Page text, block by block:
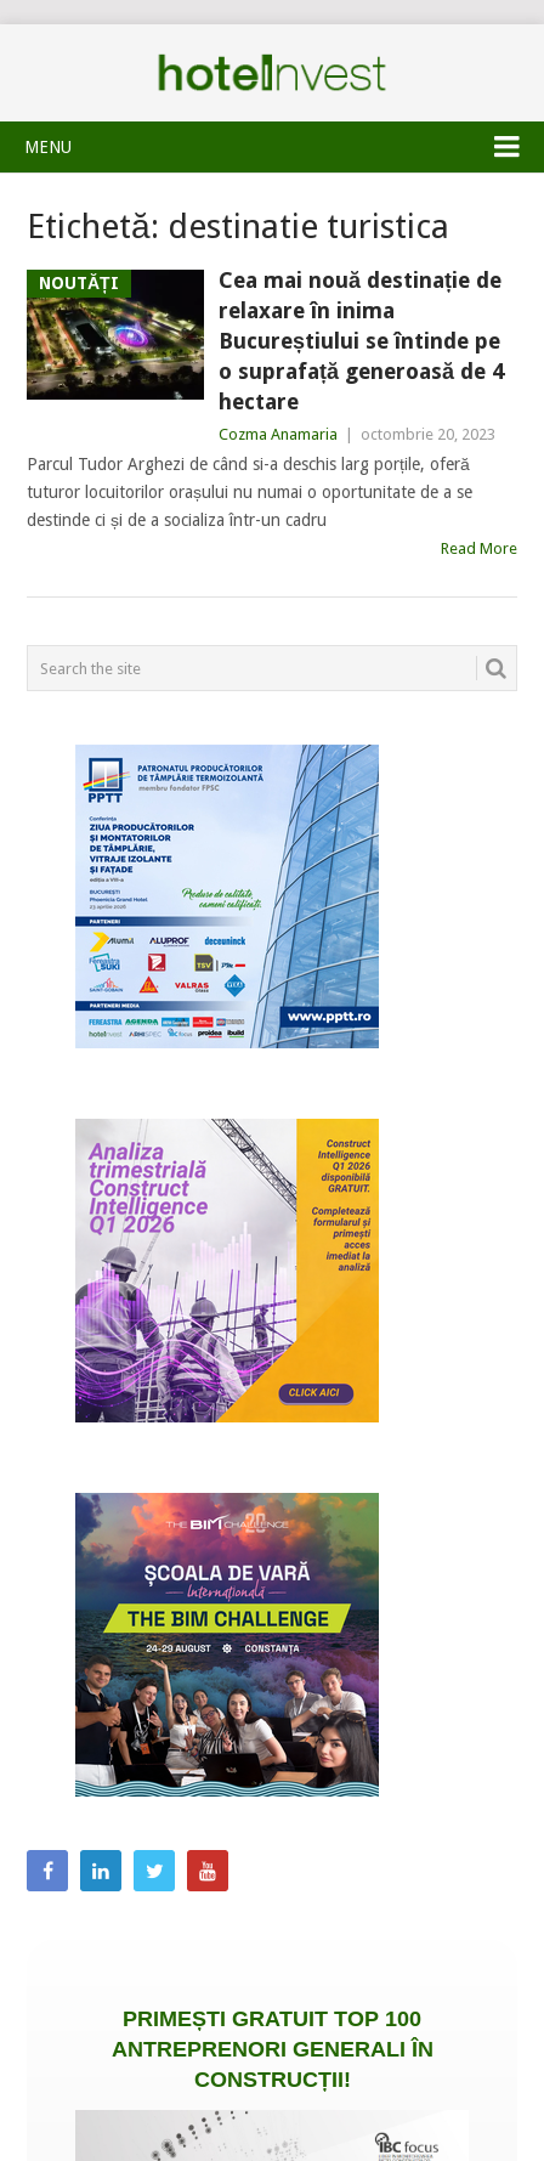
MENU
Etichetă: destinatie turistica
NOUTĂȚI
Cea mai nouă destinație de
relaxare în inima
Bucureștiului se întinde pe
o suprafață generoasă de 4
hectare
Cozma Anamaria octombrie 20, 2023
Parcul Tudor Arghezi de când si-a deschis larg porțile, oferă
tuturor locuitorilor orașului nu numai o oportunitate de a se
destinde ci și de a socializa într-un cadru
Read More
POSTS
NAVIGATION
PRIMEȘTI GRATUIT TOP 100
ANTREPRENORI GENERALI ÎN
CONSTRUCȚII!